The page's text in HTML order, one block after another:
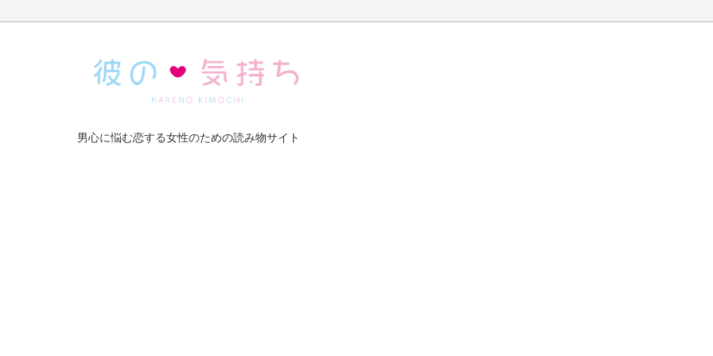
男心に悩む恋する女性のための読み物サイト